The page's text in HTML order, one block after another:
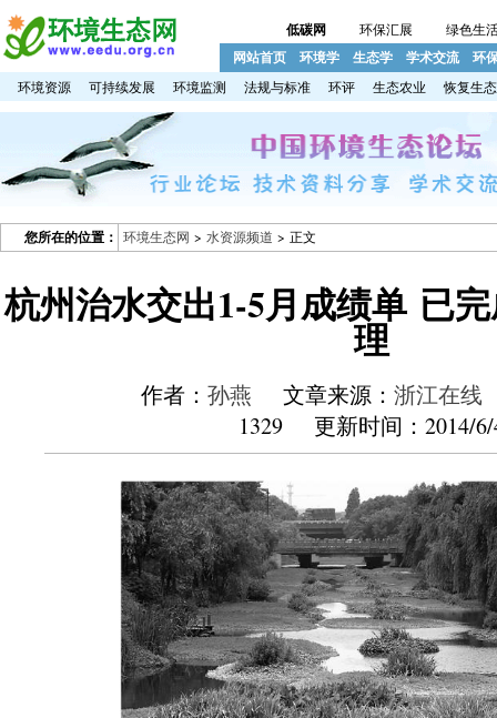
低碳网 环保汇展 绿色生
网站首页 环境学 生态学 学术交流 环
环境资源 可持续发展 环境监测 法规与标准 环评 生态农业 恢复生态
您所在的位置： 环境生态网 > 水资源频道 > 正文
杭州治水交出1-5月成绩单 已
理
作者： 孙燕 文章来源： 浙江在线
1329 更新时间：2014/